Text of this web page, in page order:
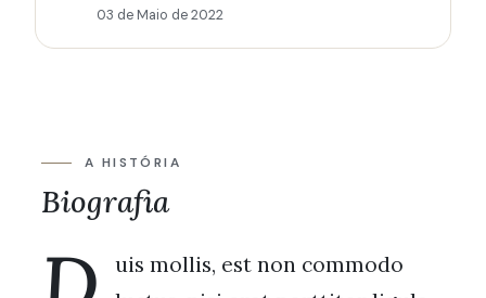
03 de Maio de 2022
A HISTÓRIA
Biografia
uis mollis, est non commodo